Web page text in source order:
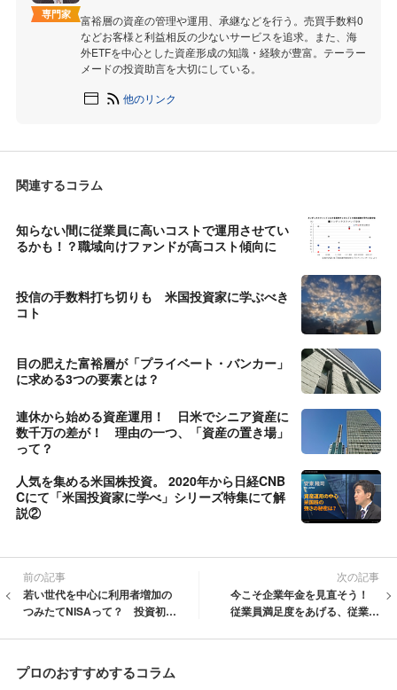
専門家
富裕層の資産の管理や運用、承継などを行う。売買手数料0
などお客様と利益相反の少ないサービスを追求。また、海
外ETFを中心とした資産形成の知識・経験が豊富。テーラー
メードの投資助言を大切にしている。
他のリンク
関連するコラム
知らない間に従業員に高いコストで運用させてい
るかも！？職域向けファンドが高コスト傾向に
投信の手数料打ち切りも 米国投資家に学ぶべき
コト
目の肥えた富裕層が「プライベート・バンカー」
に求める3つの要素とは？
連休から始める資産運用！ 日米でシニア資産に
数千万の差が！ 理由の一つ、「資産の置き場」
って？
人気を集める米国株投資。 2020年から日経CNB
Cにて「米国投資家に学べ」シリーズ特集にて解
説②
前の記事
若い世代を中心に利用者増加の
つみたてNISAって？ 投資初心
次の記事
今こそ企業年金を見直そう！
従業員満足度をあげる、従業員
プロのおすすめするコラム